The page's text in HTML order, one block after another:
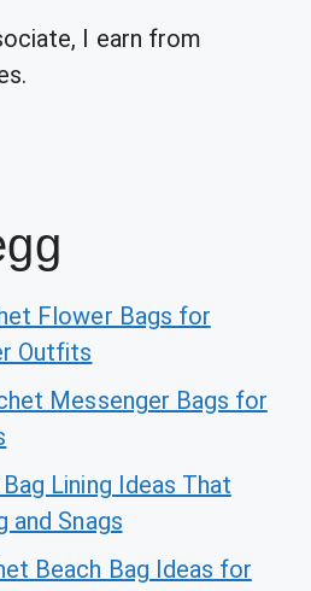
I earn from
Flower Bags for
Outfits
Messenger Bags for
Lining Ideas That
and Snags
Beach Bag Ideas for